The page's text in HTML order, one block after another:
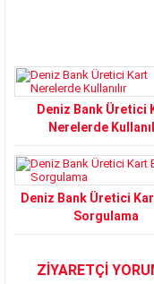
Deniz Bank Üretici
Nerelerde
Deniz Bank Üretici
Sorgulama
ZİYARETÇİ